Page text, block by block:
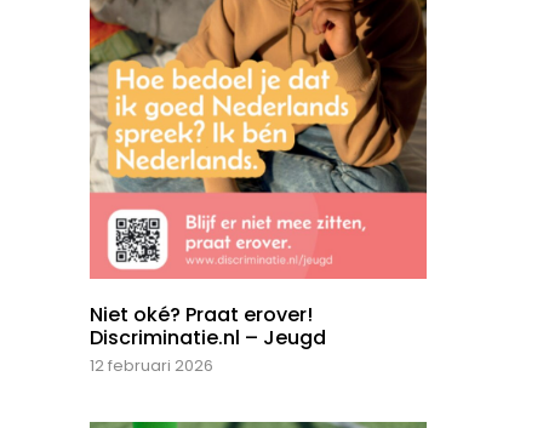
Niet oké? Praat erover!
Discriminatie.nl – Jeugd
12 februari 2026